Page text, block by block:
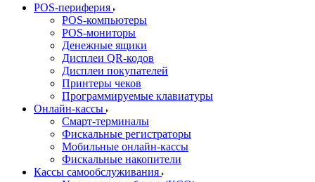
POS-периферия
POS-компьютеры
POS-мониторы
Денежные ящики
Дисплеи QR-кодов
Дисплеи покупателей
Принтеры чеков
Программируемые клавиатуры
Онлайн-кассы
Смарт-терминалы
Фискальные регистраторы
Мобильные онлайн-кассы
Фискальные накопители
Кассы самообслуживания